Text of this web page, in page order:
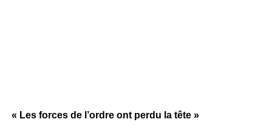
« Les forces de l’ordre ont perdu la tête »